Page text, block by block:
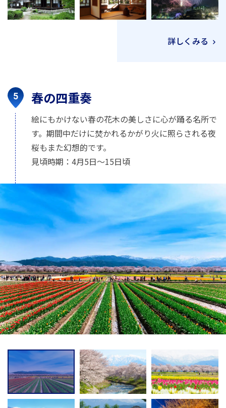
詳しくみる
春の四重奏
絵にもかけない春の花木の美しさに心が踊る名所で
す。期間中だけに焚かれるかがり火に照らされる夜
桜もまた幻想的です。
見頃時期：4月5日～15日頃